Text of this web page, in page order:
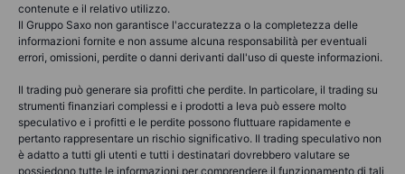
contenute e il relativo utilizzo.
Il Gruppo Saxo non garantisce l'accuratezza o la completezza delle
informazioni fornite e non assume alcuna responsabilità per eventuali
errori, omissioni, perdite o danni derivanti dall'uso di queste informazioni.
Il trading può generare sia profitti che perdite. In particolare, il trading su
strumenti finanziari complessi e i prodotti a leva può essere molto
speculativo e i profitti e le perdite possono fluttuare rapidamente e
pertanto rappresentare un rischio significativo. Il trading speculativo non
è adatto a tutti gli utenti e tutti i destinatari dovrebbero valutare se
possiedono tutte le informazioni per comprendere il funzionamento di tali